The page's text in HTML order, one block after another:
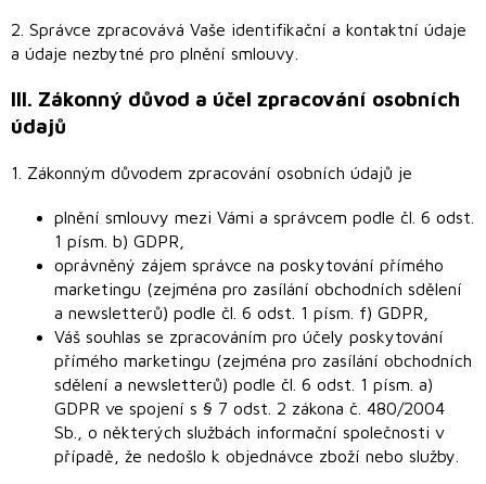
Pokémon
Games
Workshop
Půjčovna
Velkoobchod
- B2B shop
Přihlášení
2. Správce zpracovává Vaše identifikační a kontaktní údaje
a údaje nezbytné pro plnění smlouvy.
III. Zákonný důvod a účel zpracování osobních
údajů
1. Zákonným důvodem zpracování osobních údajů je
plnění smlouvy mezi Vámi a správcem podle čl. 6 odst.
1 písm. b) GDPR,
oprávněný zájem správce na poskytování přímého
marketingu (zejména pro zasílání obchodních sdělení
a newsletterů) podle čl. 6 odst. 1 písm. f) GDPR,
Váš souhlas se zpracováním pro účely poskytování
přímého marketingu (zejména pro zasílání obchodních
sdělení a newsletterů) podle čl. 6 odst. 1 písm. a)
GDPR ve spojení s § 7 odst. 2 zákona č. 480/2004
Sb., o některých službách informační společnosti v
případě, že nedošlo k objednávce zboží nebo služby.